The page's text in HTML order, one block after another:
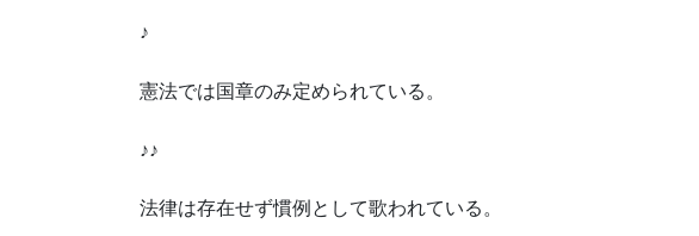
♪
憲法では国章のみ定められている。
♪♪
法律は存在せず慣例として歌われている。